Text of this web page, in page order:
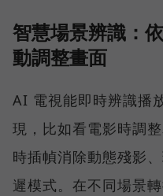
智慧場景辨識：
動調整畫面
AI 電視能即時辨識播
現，比如看電影時調
時插幀消除動態殘影
遲模式。在不同場景